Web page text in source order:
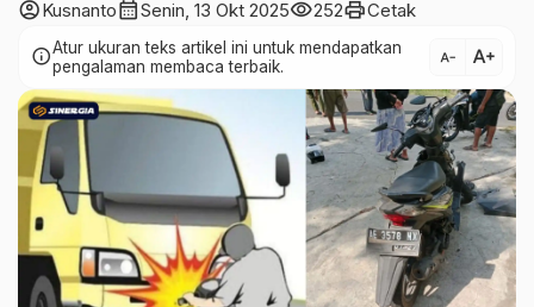
account_circleKusnantocalendar_monthSenin, 13 Okt 2025visibility252printCetak
infoAtur ukuran teks artikel ini untuk mendapatkan
pengalaman membaca terbaik.
text_decrease text_increase